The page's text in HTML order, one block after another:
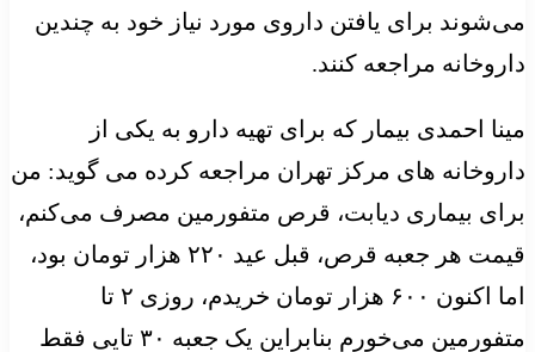
می‌شوند برای یافتن داروی مورد نیاز خود به چندین
داروخانه مراجعه کنند.
مینا احمدی بیمار که برای تهیه دارو به یکی از
داروخانه های مرکز تهران مراجعه کرده می گوید: من
برای بیماری دیابت، قرص متفورمین مصرف می‌کنم،
قیمت هر جعبه قرص، قبل عید ۲۲۰ هزار تومان بود،
اما اکنون ۶۰۰ هزار تومان خریدم، روزی ۲ تا
متفورمین می‌خورم بنابراین یک جعبه ۳۰ تایی فقط